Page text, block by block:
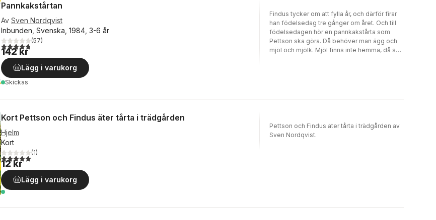
Pannkakstårtan
Av Sven Nordqvist
Inbunden, Svenska, 1984, 3-6 år
4,8utav 5 stjärnor. Totalt antal röster:
(57)
142 kr
Lägg i varukorg
Skickas
Findus tycker om att fylla år, och därför firar
han födelsedag tre gånger om året. Och till
födelsedagen hör en pannkakstårta som
Pettson ska göra. Då behöver man ägg och
mjöl och mjölk. Mjöl finns inte hemma, då ska
pannkakstårtan.
Kort Pettson och Findus äter tårta i trädgården
Hjelm
Kort
5,0utav 5 stjärnor. Totalt antal röster:
(1)
12 kr
Lägg i varukorg
Pettson och Findus äter tårta i trädgården av
Sven Nordqvist.